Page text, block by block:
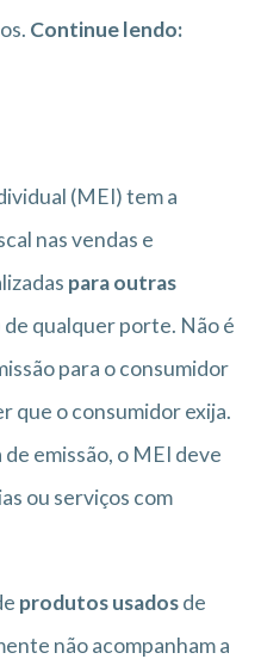
Continue lendo:
(MEI) tem a
nas vendas e
para outras
qualquer porte. Não é
para o consumidor
que o consumidor exija.
emissão, o MEI deve
ou serviços com
produtos usadosde
não acompanham a